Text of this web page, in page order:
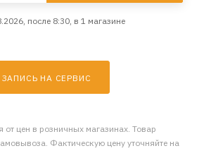
после 8:30, в 1 магазине
ЗАПИСЬ НА СЕРВИС
от цен в розничных магазинах. Товар
Фактическую цену уточняйте на